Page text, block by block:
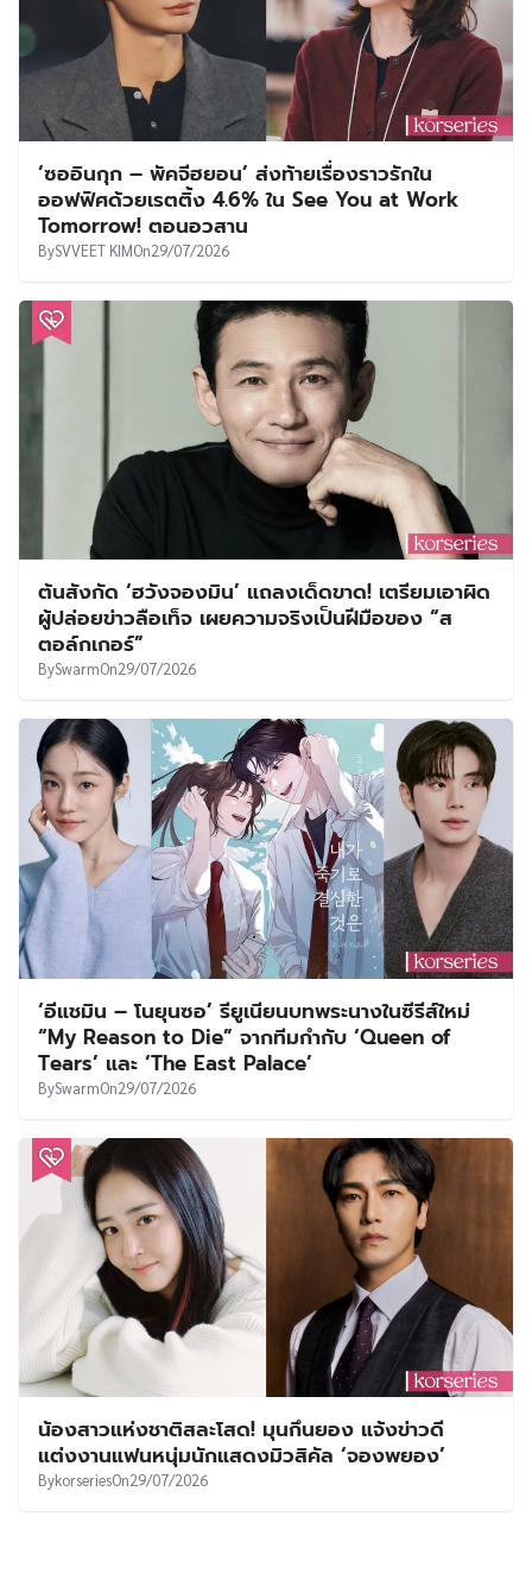
‘ซออินกุก – พัคจีฮยอน’ ส่งท้ายเรื่องราวรักใน
ออฟฟิศด้วยเรตติ้ง 4.6% ใน See You at Work
Tomorrow! ตอนอวสาน
BySVVEET KIMOn29/07/2026
ต้นสังกัด ‘ฮวังจองมิน’ แถลงเด็ดขาด! เตรียมเอาผิด
ผู้ปล่อยข่าวลือเท็จ เผยความจริงเป็นฝีมือของ “ส
ตอล์กเกอร์”
BySwarmOn29/07/2026
‘อีแชมิน – โนยุนซอ’ รียูเนียนบทพระนางในซีรีส์ใหม่
“My Reason to Die” จากทีมกำกับ ‘Queen of
Tears’ และ ‘The East Palace’
BySwarmOn29/07/2026
น้องสาวแห่งชาติสละโสด! มุนกึนยอง แจ้งข่าวดี
แต่งงานแฟนหนุ่มนักแสดงมิวสิคัล ‘จองพยอง’
BykorseriesOn29/07/2026